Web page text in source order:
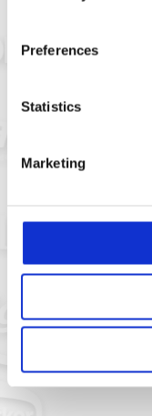
Preferences
Statistics
Marketing